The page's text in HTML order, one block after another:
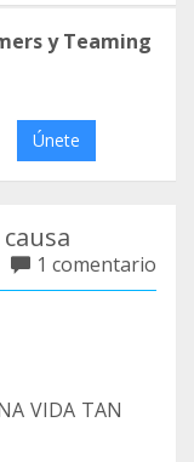
y Teaming
Únete
1 comentario
VIDA TAN